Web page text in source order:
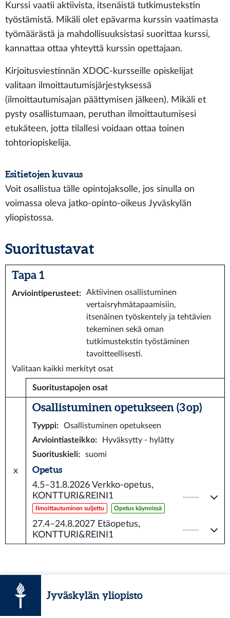
Kurssi vaatii aktiivista, itsenäistä tutkimustekstin
työstämistä. Mikäli olet epävarma kurssin vaatimasta
työmäärästä ja mahdollisuuksistasi suorittaa kurssi,
kannattaa ottaa yhteyttä kurssin opettajaan.
Kirjoitusviestinnän XDOC-kursseille opiskelijat
valitaan ilmoittautumisjärjestyksessä
(ilmoittautumisajan päättymisen jälkeen). Mikäli et
pysty osallistumaan, peruthan ilmoittautumisesi
etukäteen, jotta tilallesi voidaan ottaa toinen
tohtoriopiskelija.
Esitietojen kuvaus
Voit osallistua tälle opintojaksolle, jos sinulla on
voimassa oleva jatko-opinto-oikeus Jyväskylän
yliopistossa.
Suoritustavat
Tapa 1
Arviointiperusteet:
Aktiivinen osallistuminen
vertaisryhmätapaamisiin,
itsenäinen työskentely ja tehtävien
tekeminen sekä oman
tutkimustekstin työstäminen
tavoitteellisesti.
Valitaan kaikki merkityt osat
Suoritustapojen osat
x
Osallistuminen opetukseen (3 op)
Tyyppi:
Osallistuminen opetukseen
Arviointiasteikko:
Hyväksytty - hylätty
Suorituskieli: suomi
Opetus
4.5–31.8.2026 Verkko-opetus,
KONTTURI&REINI1
Ilmoittautuminen suljettu Opetus käynnissä
27.4–24.8.2027 Etäopetus,
KONTTURI&REINI1
Jyväskylän yliopisto